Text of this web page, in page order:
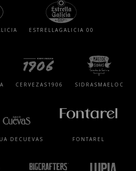
ESTRELLA GALICIA 00
CERVEZAS 1906 SIDRAS MAELOC
DE CUEVAS FONTAREL